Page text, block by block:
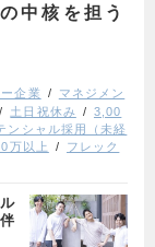
中核を担う
企業
マネジメン
土日祝休み
3,00
ンシャル採用（未経
万以上
フレック